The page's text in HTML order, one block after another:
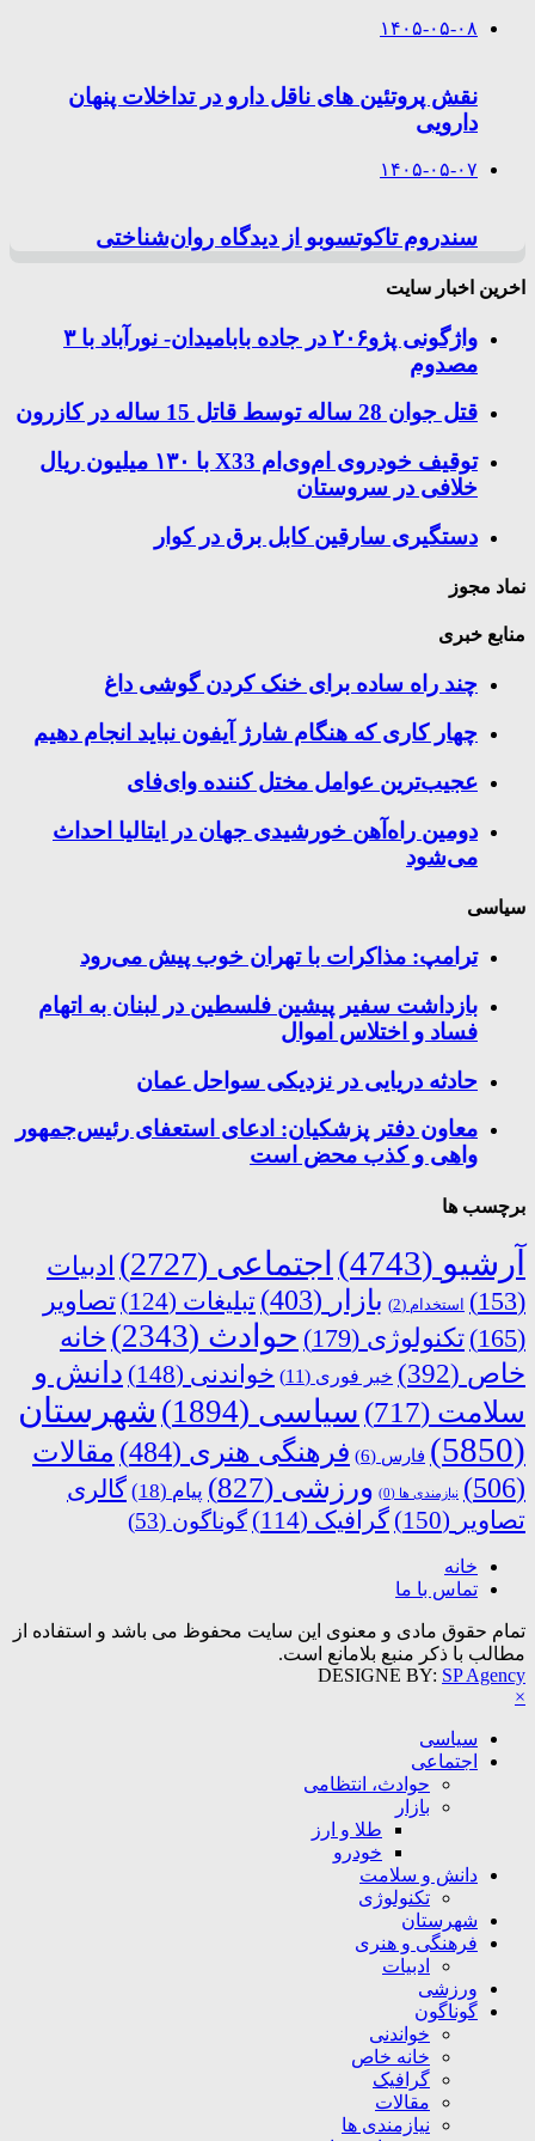
۱۴۰۵-۰۵-۰۸
نقش پروتئین های ناقل دارو در تداخلات پنهان
دارویی
۱۴۰۵-۰۵-۰۷
سندروم تاکوتسوبو از دیدگاه روان‌شناختی
اخرین اخبار سایت
واژگونی پژو۲۰۶ در جاده بابامیدان- نورآباد با ۳
مصدوم
قتل جوان 28 ساله توسط قاتل 15 ساله در کازرون
توقیف خودروی ام‌وی‌ام X33 با ۱۳۰ میلیون ریال
خلافی در سروستان
دستگیری سارقین کابل برق در کوار
نماد مجوز
منابع خبری
چند راه‌ ساده برای خنک کردن گوشی داغ
چهار کاری که هنگام شارژ آیفون نباید انجام دهیم
عجیب‌ترین عوامل مختل کننده وای‌فای
دومین راه‌آهن خورشیدی جهان در ایتالیا احداث
می‌شود
سیاسی
ترامپ: مذاکرات با تهران خوب پیش می‌رود
بازداشت سفیر پیشین فلسطین در لبنان به اتهام
فساد و اختلاس اموال
حادثه دریایی در نزدیکی سواحل عمان
معاون دفتر پزشکیان: ادعای استعفای رئیس‌جمهور
واهی و کذب محض است
برچسب ها
آرشیو (4743) اجتماعی (2727)
ادبیات
(153)
استخدام (2) بازار (403) تبلیغات (124)
تصاویر
(165)
تکنولوژی (179) حوادث (2343)
خانه
خاص (392) خبر فوری (11) خواندنی (148)
دانش و
سلامت (717) سیاسی (1894)
شهرستان
(5850)
فارس (6) فرهنگی هنری (484)
مقالات
(506)
نیازمندی ها (0) ورزشی (827) پیام (18)
گالری
تصاویر (150) گرافیک (114) گوناگون (53)
خانه
تماس با ما
تمام حقوق مادی و معنوی این سایت محفوظ می باشد و استفاده از
مطالب با ذکر منبع بلامانع است.
DESIGNE BY: SP Agency
×
سیاسی
اجتماعی
حوادث، انتظامی
بازار
طلا و ارز
خودرو
دانش و سلامت
تکنولوژی
شهرستان
فرهنگی و هنری
ادبیات
ورزشی
گوناگون
خواندنی
خانه خاص
گرافیک
مقالات
نیازمندی ها